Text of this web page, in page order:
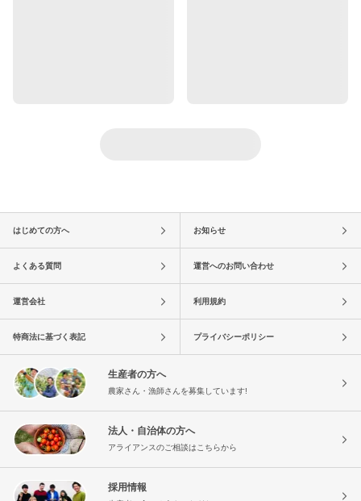
はじめての方へ お知らせ
よくある質問 運営へのお問い合わせ
運営会社 利用規約
特商法に基づく表記 プライバシーポリシー
生産者の方へ
農家さん・漁師さんを募集しています!
法人・自治体の方へ
アライアンスのご相談はこちらから
採用情報